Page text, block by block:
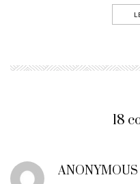
18
ANONYMOUS